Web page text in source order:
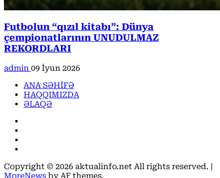
Futbolun “qızıl kitabı”: Dünya
çempionatlarının UNUDULMAZ
REKORDLARI
admin 09 İyun 2026
ANA SƏHİFƏ
HAQQIMIZDA
ƏLAQƏ
Copyright © 2026 aktualinfo.net All rights reserved. |
MoreNews by AF themes.